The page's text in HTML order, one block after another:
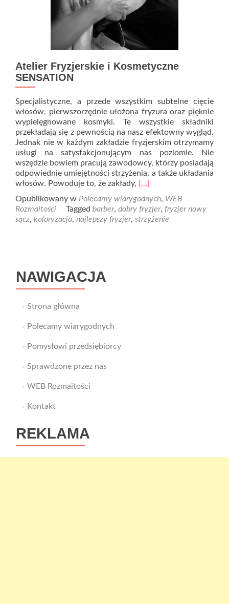
Atelier Fryzjerskie i Kosmetyczne
SENSATION
Specjalistyczne, a przede wszystkim subtelne cięcie
włosów, pierwszorzędnie ułożona fryzura oraz pięknie
wypielęgnowane kosmyki. Te wszystkie składniki
przekładają się z pewnością na nasz efektowny wygląd.
Jednak nie w każdym zakładzie fryzjerskim otrzymamy
usługi na satysfakcjonującym nas poziomie. Nie
wszędzie bowiem pracują zawodowcy, którzy posiadają
odpowiednie umiejętności strzyżenia, a także układania
włosów. Powoduje to, że zakłady, Read
about
Atelier
Fryzjerskie
[…]
Opublikowany w Polecamy wiarygodnych, WEB
Rozmaitości
Tagged barber, dobry fryzjer, fryzjer nowy
sącz, koloryzacja, najlepszy fryzjer, strzyżenie
NAWIGACJA
Strona główna
Polecamy wiarygodnych
Pomysłowi przedsiębiorcy
Sprawdzone przez nas
WEB Rozmaitości
Kontakt
REKLAMA